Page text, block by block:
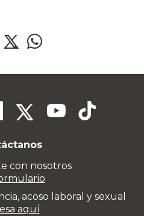
con nosotros
acoso laboral y sexual
aquí